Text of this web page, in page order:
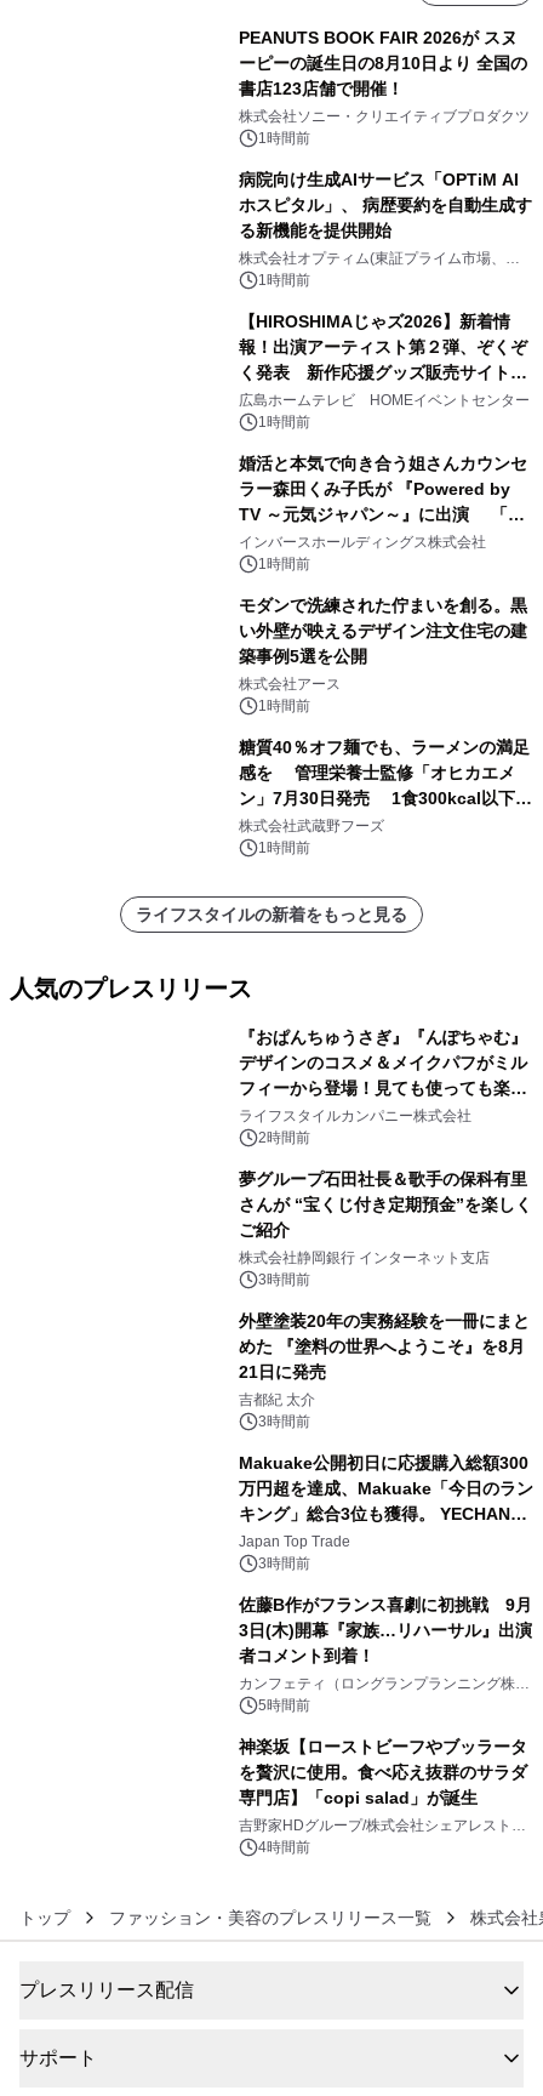
PEANUTS BOOK FAIR 2026が スヌ
ーピーの誕生日の8月10日より 全国の
書店123店舗で開催！
株式会社ソニー・クリエイティブプロダクツ
1時間前
病院向け生成AIサービス「OPTiM AI
ホスピタル」、 病歴要約を自動生成す
る新機能を提供開始
株式会社オプティム(東証プライム市場、コ
ード：3694)
1時間前
【HIROSHIMAじゃズ2026】新着情
報！出演アーティスト第２弾、ぞくぞ
く発表 新作応援グッズ販売サイトも
同時オープンします！
広島ホームテレビ HOMEイベントセンター
1時間前
婚活と本気で向き合う姐さんカウンセ
ラー森田くみ子氏が 『Powered by
TV ～元気ジャパン～』に出演 「元
気が出るPower講座」で婚活の「加点
方式」を紹介
インバースホールディングス株式会社
1時間前
モダンで洗練された佇まいを創る。黒
い外壁が映えるデザイン注文住宅の建
築事例5選を公開
株式会社アース
1時間前
糖質40％オフ麺でも、ラーメンの満足
感を 管理栄養士監修「オヒカエメ
ン」7月30日発売 1食300kcal以下・
1日の1/3量の野菜・塩分3.3g以下を実
現
株式会社武蔵野フーズ
1時間前
ライフスタイルの新着をもっと見る
人気のプレスリリース
『おぱんちゅうさぎ』『んぽちゃむ』
デザインのコスメ＆メイクパフがミル
フィーから登場！見ても使っても楽し
い、ポップでキュートなコレクショ
ン。
ライフスタイルカンパニー株式会社
2時間前
夢グループ石田社長＆歌手の保科有里
さんが “宝くじ付き定期預金”を楽しく
ご紹介
株式会社静岡銀行 インターネット支店
3時間前
外壁塗装20年の実務経験を一冊にまと
めた 『塗料の世界へようこそ』を8月
21日に発売
吉都紀 太介
3時間前
Makuake公開初日に応援購入総額300
万円超を達成、Makuake「今日のラン
キング」総合3位も獲得。 YECHAN音
浴シンギングボウル第2弾の大型サイ
ズ（XL・2XL・3XL）を先行販売中
Japan Top Trade
3時間前
佐藤B作がフランス喜劇に初挑戦 9月
3日(木)開幕『家族…リハーサル』出演
者コメント到着！
カンフェティ（ロングランプランニング株式
会社）
5時間前
神楽坂【ローストビーフやブッラータ
を贅沢に使用。食べ応え抜群のサラダ
専門店】「copi salad」が誕生
吉野家HDグループ/株式会社シェアレストラ
ン 4時間前
トップ ファッション・美容のプレスリリース一覧 株式会社
プレスリリース配信
サポート